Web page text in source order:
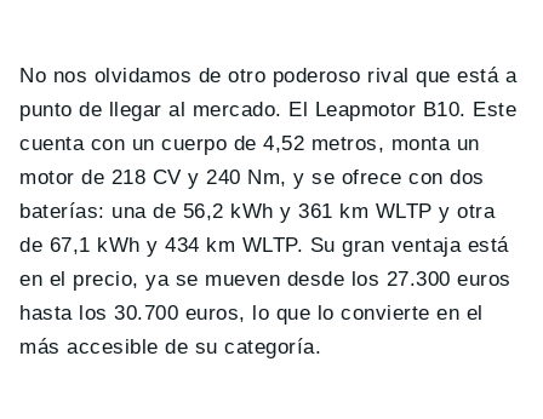
No nos olvidamos de otro poderoso rival que está a
punto de llegar al mercado. El Leapmotor B10. Este
cuenta con un cuerpo de 4,52 metros, monta un
motor de 218 CV y 240 Nm, y se ofrece con dos
baterías: una de 56,2 kWh y 361 km WLTP y otra
de 67,1 kWh y 434 km WLTP. Su gran ventaja está
en el precio, ya se mueven desde los 27.300 euros
hasta los 30.700 euros, lo que lo convierte en el
más accesible de su categoría.